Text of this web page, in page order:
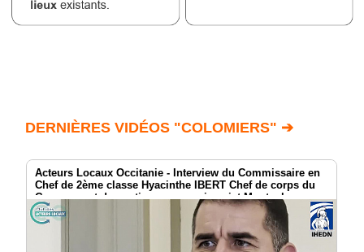
DERNIÈRES VIDÉOS "COLOMIERS" ➔
Acteurs Locaux Occitanie - Interview du Commissaire en
Chef de 2ème classe Hyacinthe IBERT Chef de corps du
Groupement de soutien au commissariat Montauban